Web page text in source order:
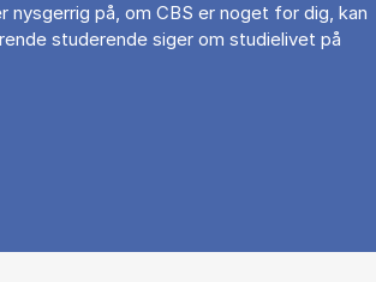
nysgerrig på, om CBS er noget for dig, kan
studerende siger om studielivet på